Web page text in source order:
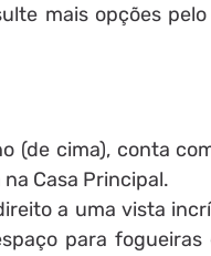
mais opções
(de cima), conta
Casa Principal.
a uma vista
para fogueiras